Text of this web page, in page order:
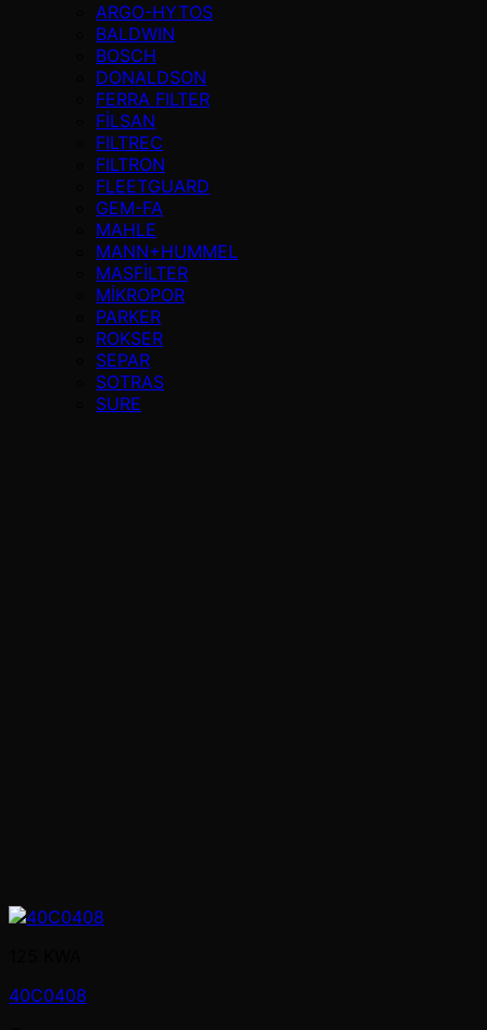
ARGO-HYTOS
BALDWIN
BOSCH
DONALDSON
FERRA FILTER
FİLSAN
FILTREC
FILTRON
FLEETGUARD
GEM-FA
MAHLE
MANN+HUMMEL
MASFİLTER
MİKROPOR
PARKER
ROKSER
SEPAR
SOTRAS
SURE
40C0408